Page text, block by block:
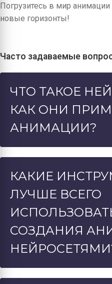
Погрузитесь в мир анимации
новые горизонты!
Часто задаваемые
ЧТО ТАКОЕ
КАК ОНИ
АНИМАЦИИ?
КАКИЕ
ЛУЧШЕ ВСЕГО
СОЗДАНИЯ